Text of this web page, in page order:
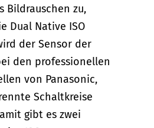
Bildrauschen zu,
Dual Native ISO
der Sensor der
den professionellen
von Panasonic,
Schaltkreise
gibt es zwei